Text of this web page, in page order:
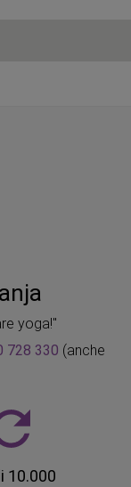
yoga!"
728 330 (anche
10.000